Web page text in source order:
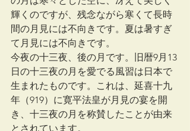
輝くのですが、残念ながら寒くて長時
間の月見には不向きです。夏は暑すぎ
て月見には不向きです。
今夜の十三夜、後の月です。旧暦9月13
日の十三夜の月を愛でる風習は日本で
生まれたものです。これは、延喜十九
年（919）に寛平法皇が月見の宴を開
き、十三夜の月を称賛したことが由来
とされています。